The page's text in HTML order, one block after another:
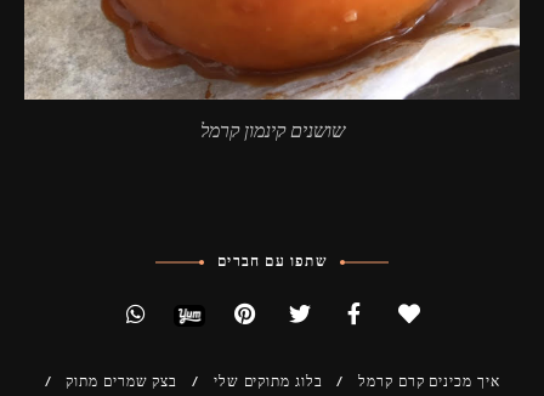
שושנים קינמון קרמל
שתפו עם חברים
איך מכינים קרם קרמל בלוג מתוקים שלי
בצק שמרים מתוק